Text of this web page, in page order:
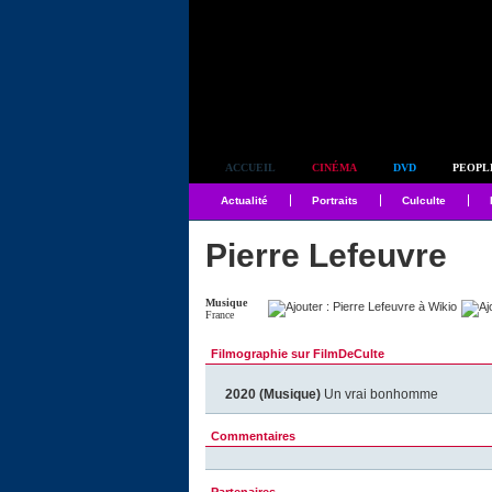
ACCUEIL CINÉMA DVD
Actualité Portraits Culculte
Pierre Lefeuvre
Musique
France
Filmographie sur FilmDeCulte
2020 (Musique) Un vrai bonhomme
Commentaires